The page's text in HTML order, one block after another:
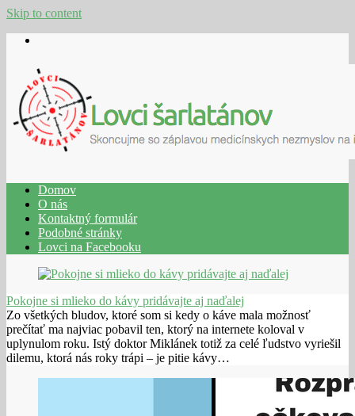
Skip to content
Domov
O nás
Kontaktný formulár
Podobné stránky
Lovci na Facebooku
Pokojne si mlieko do kávy pridávajte aj naďalej
Zo všetkých bludov, ktoré som si kedy o káve mala možnosť
prečítať ma najviac pobavil ten, ktorý na internete koloval v
uplynulom roku. Istý doktor Miklánek totiž za celé ľudstvo vyriešil
dilemu, ktorá nás roky trápi – je pitie kávy…